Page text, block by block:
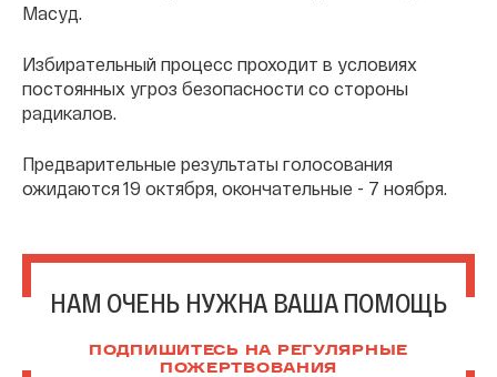
Масуд.
Избирательный процесс проходит в условиях
постоянных угроз безопасности со стороны
радикалов.
Предварительные результаты голосования
ожидаются 19 октября, окончательные - 7 ноября.
НАМ ОЧЕНЬ НУЖНА ВАША ПОМОЩЬ
ПОДПИШИТЕСЬ НА РЕГУЛЯРНЫЕ
ПОЖЕРТВОВАНИЯ